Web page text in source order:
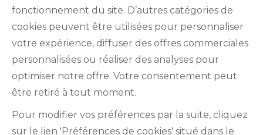
YouTube
institutions qui gèrent les examens officiels du
fonctionnement du site. D’autres catégories de
cookies peuvent être utilisées pour personnaliser
votre expérience, diffuser des offres commerciales
personnalisées ou réaliser des analyses pour
optimiser notre offre. Votre consentement peut
être retiré à tout moment.
Pour modifier vos préférences par la suite, cliquez
sur le lien 'Préférences de cookies' situé dans le